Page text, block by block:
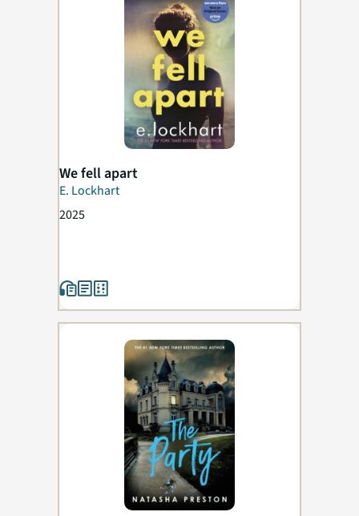
We fell apart
E. Lockhart
2025